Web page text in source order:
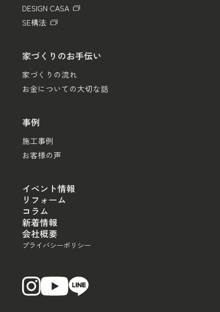
DESIGN CASA
SE構法
家づくりのお手伝い
家づくりの流れ
お金についての大切な話
事例
施工事例
お客様の声
イベント情報
リフォーム
コラム
新着情報
会社概要
プライバシーポリシー